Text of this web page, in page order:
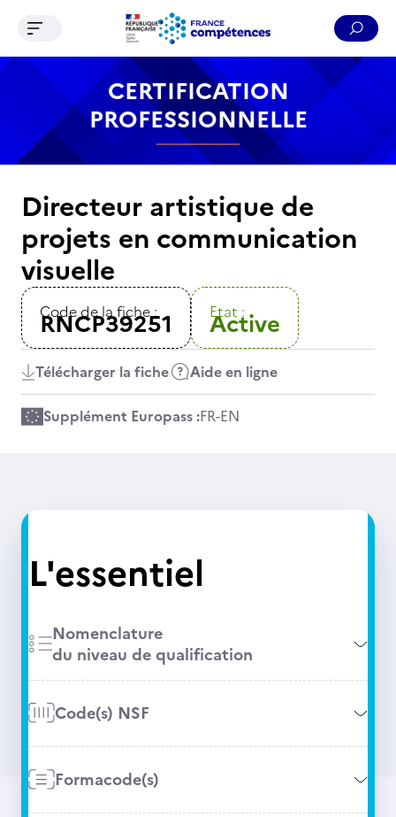
Contenu Recherche Menu Pied de page
Ouvrir le menu de navigation
CERTIFICATION
PROFESSIONNELLE
Directeur artistique de
projets en communication
visuelle
Code de la fiche :
RNCP39251 Etat :
Active
Télécharger la fiche Aide en ligne
Supplément Europass :FR-EN
L'essentiel
Nomenclature
du niveau de qualification
Code(s) NSF
Formacode(s)